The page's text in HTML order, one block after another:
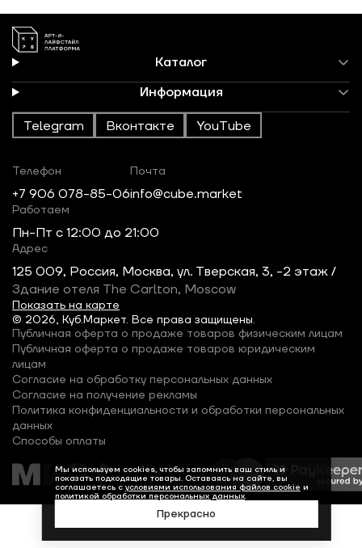
Каталог
Информация
Telegram Вконтакте YouTube
© 2026, Куб.Маркет. Все права защищены.
Телефон
+7 906 078-85-06
Почта
info@cube.market
Работаем
Пн-Пт c 12:00 до 21:00
Адрес
125 009, Россия, Москва, ул. Тверская, 3, -2 этаж /
Здание отеля The Carlton, Moscow
Показать на карте
Публичная оферта о продаже товаров физическим лицам
Публичная оферта о продаже товаров юридическим
лицам
Согласие на обработку персональных данных
Согласие на получение рекламы
Политика конфиденциальности и обработки персональных
данных
Способы оплаты
Мы используем cookies, чтобы запомнить ваш стиль и
показать подходящие товары. Оставаясь на сайте, вы
соглашаетесь с условиями использования файлов cookie и
политикой обработки персональных данных.
Прекрасно